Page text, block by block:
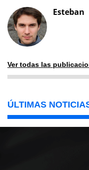
Esteban
Ver todas las
ÚLTIMAS